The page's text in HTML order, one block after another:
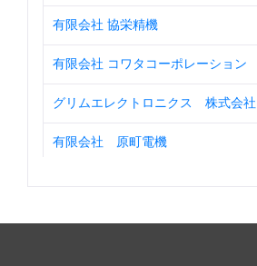
有限会社 協栄精機
有限会社 コワタコーポレーション
グリムエレクトロニクス 株式会社
有限会社 原町電機
フジモールド工業 株式会社